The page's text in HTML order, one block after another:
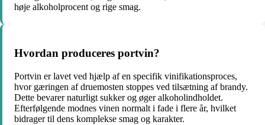
høje alkoholprocent og rige smag.
Hvordan produceres portvin?
Portvin er lavet ved hjælp af en specifik vinifikationsproces,
hvor gæringen af druemosten stoppes ved tilsætning af brandy.
Dette bevarer naturligt sukker og øger alkoholindholdet.
Efterfølgende modnes vinen normalt i fade i flere år, hvilket
bidrager til dens komplekse smag og karakter.